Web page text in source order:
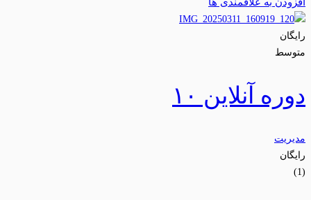
رایگان
متوسط
دوره آنلاین ۱۰
مدیریت
رایگان
(1)